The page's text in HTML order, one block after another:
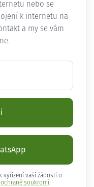
nebo se
k internetu na
a my se vám
vyřízení vaší žádosti o
soukromí .